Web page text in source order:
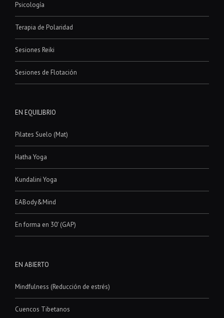
Psicología
Terapia de Polaridad
Sesiones Reiki
Sesiones de Flotación
EN EQUILIBRIO
Pilates Suelo (Mat)
Hatha Yoga
Kundalini Yoga
EABody&Mind
En forma en 30′ (GAP)
EN ABIERTO
Mindfulness (Reducción de estrés)
Cuencos Tibetanos